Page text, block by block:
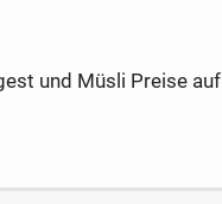
und Müsli Preise auf